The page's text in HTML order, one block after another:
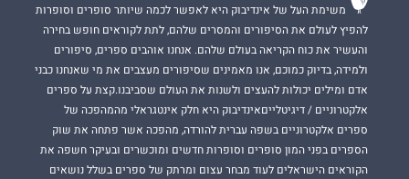
משימת העל של אינדיבוק היא לאפשר לכמה שיותר סופרים וסופרות
להפיץ לעולם את הסיפורים והמסרים שלהם, לתת לקוראים חופש בחירה
והעשיר את כוח הקריאה בעולם שלהם. אנחנו אוהבים ספרים, סיפורים
ולמידה, בדיוק כמוכם, אנו מאמינים שסיפורים מעצבים את מי שאנחנו כבני
אדם ומילים יכולות להעצים ולשנות את העולם שסביבנו.קצת על ספרים
אלקטרוניים / דיגיטלייםאינדיבוק היא חלק אינטגראלי מהמהפכה של
ספרים אלקטרוניים בשפה עברית להורדה, מהפכה אשר פתחה את שוק
הספרים בפני המון סופרים וסופרות חדשים ומוכשרים ובעיקר חשפה את
הקוראים הישראלים לעוד מבחר עצום ומרתק של ספרים בשלל נושאים